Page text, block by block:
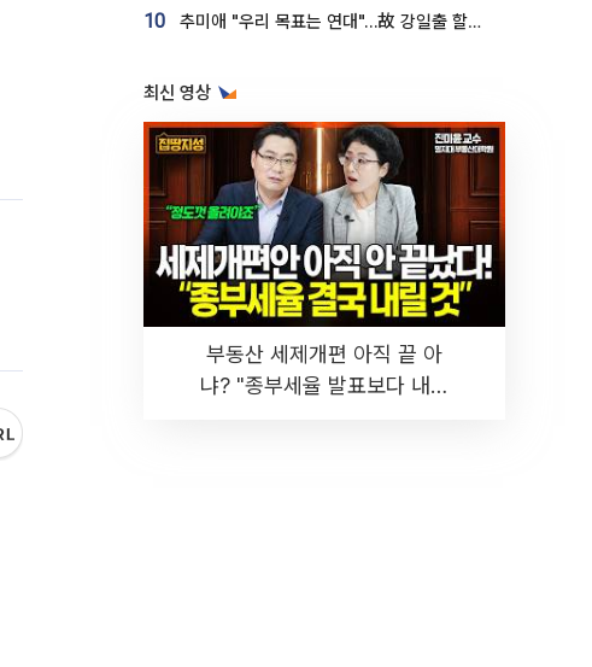
10 추미애 "우리 목표는 연대"…故 강일출 할머니 흉상 제막
최신 영상
부동산 세제개편 아직 끝 아
냐? "종부세율 발표보다 내릴